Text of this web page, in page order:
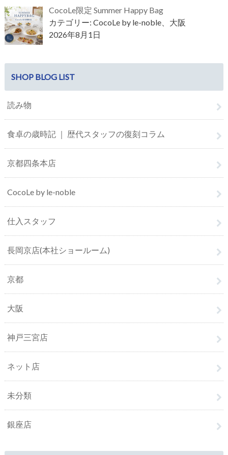
CocoLe限定 Summer Happy Bag
カテゴリー: CocoLe by le-noble、大阪
2026年8月1日
SHOP BLOG LIST
読み物
食卓の歳時記 ｜ 歴代スタッフの復刻コラム
京都四条本店
CocoLe by le-noble
仕入スタッフ
長岡京店(本社ショールーム)
京都
大阪
神戸三宮店
ネット店
未分類
銀座店